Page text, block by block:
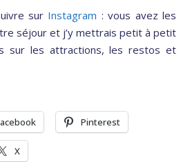
sur Instagram : vous avez les
séjour et j’y mettrais petit à petit
sur les attractions, les restos et
Pinterest
X